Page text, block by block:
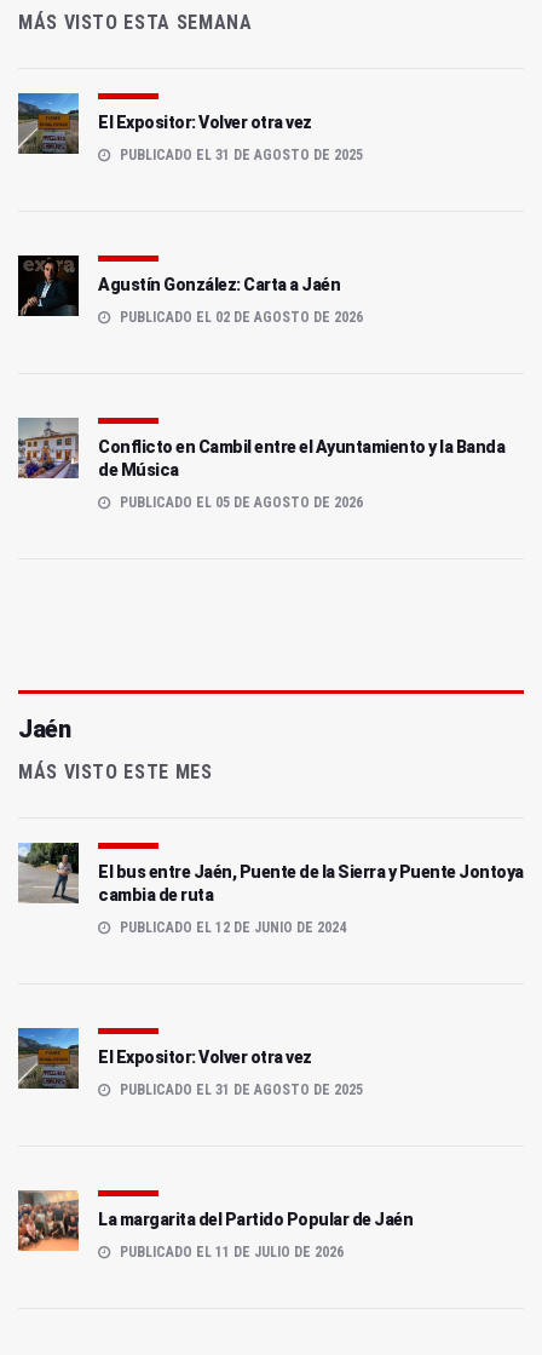
MÁS VISTO ESTA SEMANA
El Expositor: Volver otra vez
PUBLICADO EL 31 DE AGOSTO DE 2025
Agustín González: Carta a Jaén
PUBLICADO EL 02 DE AGOSTO DE 2026
Conflicto en Cambil entre el Ayuntamiento y la Banda
de Música
PUBLICADO EL 05 DE AGOSTO DE 2026
Jaén
MÁS VISTO ESTE MES
El bus entre Jaén, Puente de la Sierra y Puente Jontoya
cambia de ruta
PUBLICADO EL 12 DE JUNIO DE 2024
El Expositor: Volver otra vez
PUBLICADO EL 31 DE AGOSTO DE 2025
La margarita del Partido Popular de Jaén
PUBLICADO EL 11 DE JULIO DE 2026